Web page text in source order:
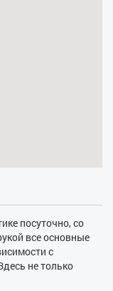
посуточно, со
все основные
с
не только
транспортная